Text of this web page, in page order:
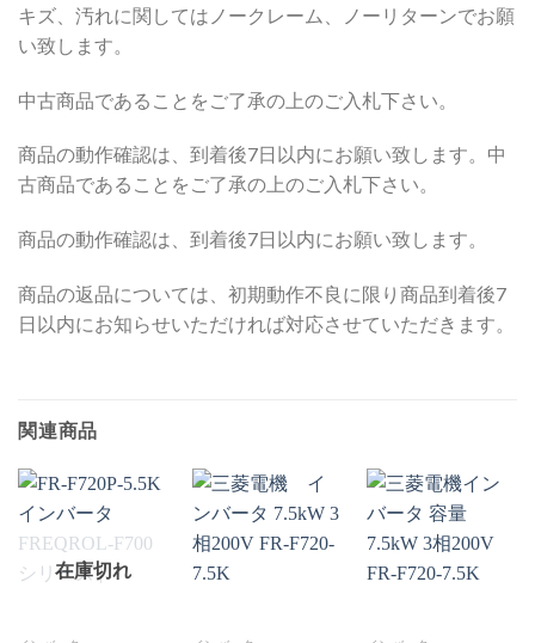
キズ、汚れに関してはノークレーム、ノーリターンでお願
い致します。
中古商品であることをご了承の上のご入札下さい。
商品の動作確認は、到着後7日以内にお願い致します。中
古商品であることをご了承の上のご入札下さい。
商品の動作確認は、到着後7日以内にお願い致します。
商品の返品については、初期動作不良に限り商品到着後7
日以内にお知らせいただければ対応させていただきます。
関連商品
在庫切れ